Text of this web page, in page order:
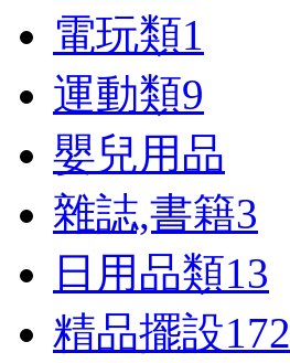
電玩類1
運動類9
嬰兒用品
雜誌,書籍3
日用品類13
精品擺設172